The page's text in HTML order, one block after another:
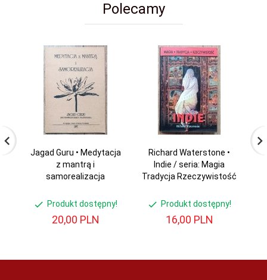
Polecamy
Jagad Guru • Medytacja
z mantrą i
samorealizacja
Produkt dostępny!
20,00 PLN
Richard Waterstone •
Indie / seria: Magia
Tradycja Rzeczywistość
Produkt dostępny!
16,00 PLN